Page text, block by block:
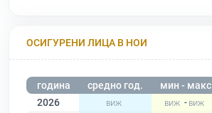
ОСИГУРЕНИ ЛИЦА В НОИ
година средно год. мин - макс
2026
-